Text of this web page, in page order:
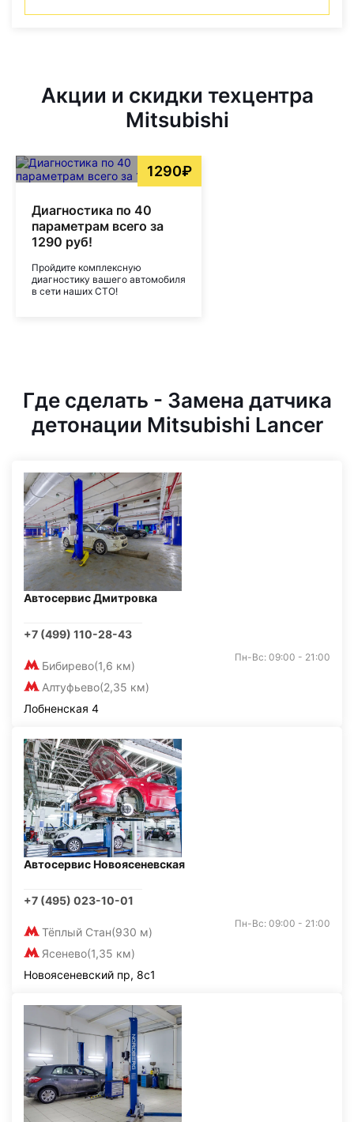
Акции и скидки техцентра
Mitsubishi
1290₽
Диагностика по 40
параметрам всего за
1290 руб!
Пройдите комплексную
диагностику вашего автомобиля
в сети наших СТО!
Где сделать - Замена датчика
детонации Mitsubishi Lancer
Автосервис Дмитровка
+7 (499) 110-28-43
Бибирево(1,6 км)
Алтуфьево(2,35 км)
Пн-Вс: 09:00 - 21:00
Лобненская 4
Автосервис Новоясеневская
+7 (495) 023-10-01
Тёплый Стан(930 м)
Ясенево(1,35 км)
Пн-Вс: 09:00 - 21:00
Новоясеневский пр, 8с1